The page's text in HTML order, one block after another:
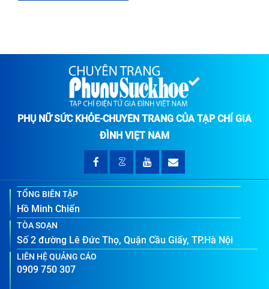
PHỤ NỮ SỨC KHỎE-CHUYÊN TRANG CỦA TẠP CHÍ GIA
ĐÌNH VIỆT NAM
TỔNG BIÊN TẬP
Hồ Minh Chiến
TÒA SOẠN
Số 2 đường Lê Đức Thọ, Quận Cầu Giấy, TP.Hà Nội
LIÊN HỆ QUẢNG CÁO
0909 750 307